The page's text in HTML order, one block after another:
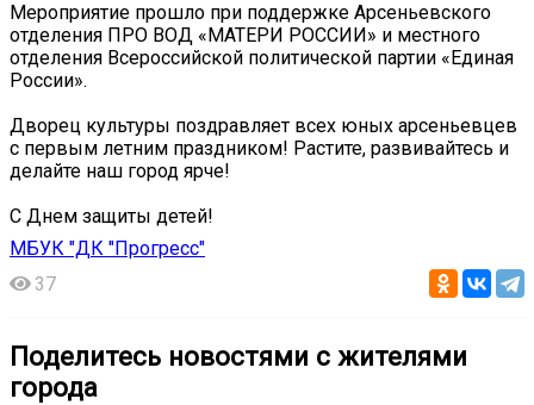
Мероприятие прошло при поддержке Арсеньевского
отделения ПРО ВОД «МАТЕРИ РОССИИ» и местного
отделения Всероссийской политической партии «Единая
России».
Дворец культуры поздравляет всех юных арсеньевцев
с первым летним праздником! Растите, развивайтесь и
делайте наш город ярче!
С Днем защиты детей!
МБУК "ДК "Прогресс"
37
Поделитесь новостями с жителями
города